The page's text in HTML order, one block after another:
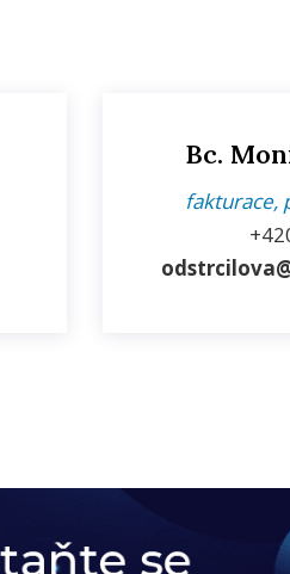
Bc.
fakturace,